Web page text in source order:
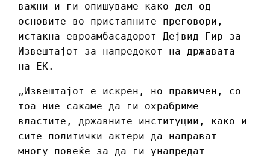
важни и ги опишуваме како дел од
основите во пристапните преговори,
истакна евроамбасадорот Дејвид Гир за
Извештајот за напредокот на државата
на ЕК.
„Извештајот е искрен, но правичен, со
тоа ние сакаме да ги охрабриме
властите, државните институции, како и
сите политички актери да направат
многу повеќе за да ги унапредат